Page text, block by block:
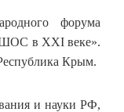
форума
ШОС в XXI веке».
Крым.
и науки РФ,